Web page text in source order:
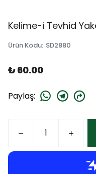
Kelime-i Tevhid
Ürün Kodu: SD2880
₺ 60.00
Paylaş: